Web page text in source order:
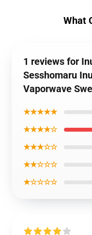
What
1 reviews for
Sesshomaru
Vaporwave
★★★★★
★★★★☆
★★★☆☆
★★☆☆☆
★☆☆☆☆